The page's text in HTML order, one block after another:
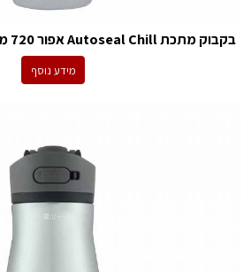
בקבוק מתכת Autoseal Chill אפור 720 מ״ל
מידע נוסף